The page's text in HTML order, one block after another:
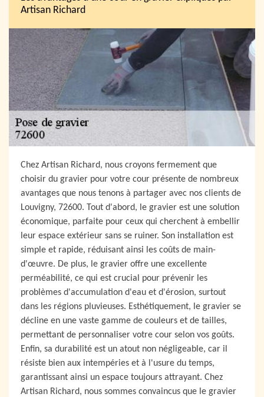
Artisan Richard
Chez Artisan Richard, nous croyons fermement que
choisir du gravier pour votre cour présente de nombreux
avantages que nous tenons à partager avec nos clients de
Louvigny, 72600. Tout d'abord, le gravier est une solution
économique, parfaite pour ceux qui cherchent à embellir
leur espace extérieur sans se ruiner. Son installation est
simple et rapide, réduisant ainsi les coûts de main-
d'œuvre. De plus, le gravier offre une excellente
perméabilité, ce qui est crucial pour prévenir les
problèmes d'accumulation d'eau et d'érosion, surtout
dans les régions pluvieuses. Esthétiquement, le gravier se
décline en une vaste gamme de couleurs et de tailles,
permettant de personnaliser votre cour selon vos goûts.
Enfin, sa durabilité est un atout non négligeable, car il
résiste bien aux intempéries et à l'usure du temps,
garantissant ainsi un espace toujours attrayant. Chez
Artisan Richard, nous sommes convaincus que le gravier